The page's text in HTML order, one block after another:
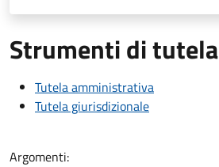
Strumenti di tutela
Tutela amministrativa
Tutela giurisdizionale
Argomenti: